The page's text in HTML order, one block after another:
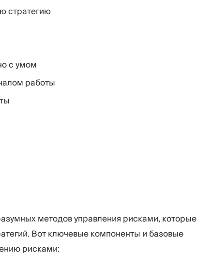
стратегию
с умом
работы
методов управления рисками, которые
Вот ключевые компоненты и базовые
рисками: